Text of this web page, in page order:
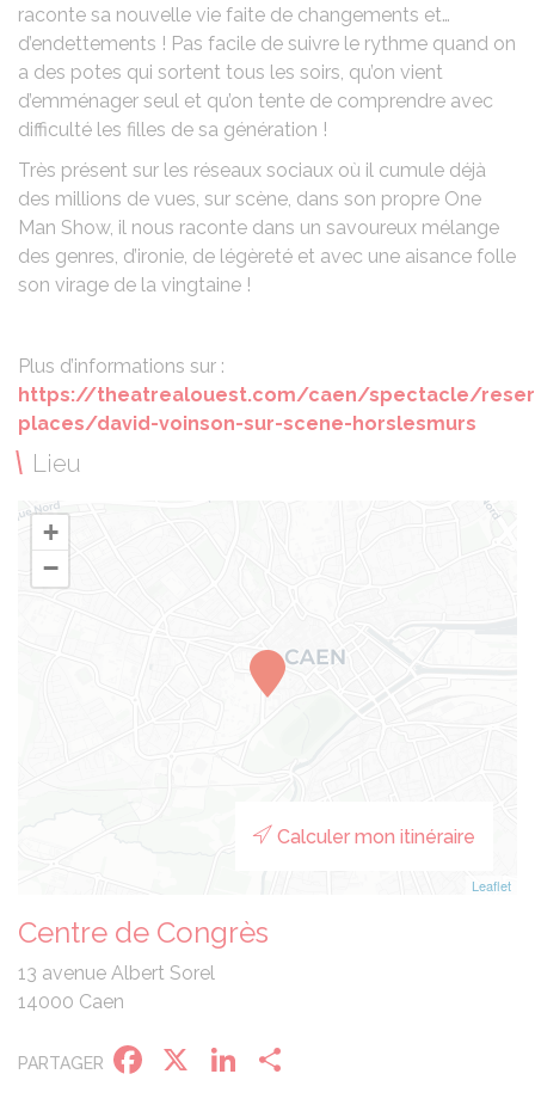
raconte sa nouvelle vie faite de changements et…
d’endettements ! Pas facile de suivre le rythme quand on
a des potes qui sortent tous les soirs, qu’on vient
d’emménager seul et qu’on tente de comprendre avec
difficulté les filles de sa génération !
Très présent sur les réseaux sociaux où il cumule déjà
des millions de vues, sur scène, dans son propre One
Man Show, il nous raconte dans un savoureux mélange
des genres, d’ironie, de légèreté et avec une aisance folle
son virage de la vingtaine !
Plus d’informations sur :
https://theatrealouest.com/caen/spectacle/
places/david-voinson-sur-scene-horslesmurs
Lieu
+
−
Leaflet
Calculer mon itinéraire
Centre de Congrès
13 avenue Albert Sorel
14000 Caen
PARTAGER Facebook
X LinkedIn